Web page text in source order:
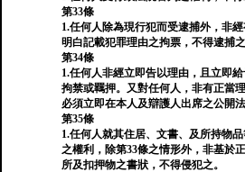
第33條
1.任何人除為現行犯而受逮捕外，非
明白記載犯罪理由之拘票，不得逮捕之
第34條
1.任何人非經立即告以理由，且立即
拘禁或羈押。又對任何人，非有正當
必須立即在本人及辯護人出席之公開
第35條
1.任何人就其住居、文書、及所持物
之權利，除第33條之情形外，非基於
所及扣押物之書狀，不得侵犯之。